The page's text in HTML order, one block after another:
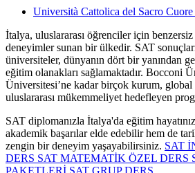
Università Cattolica del Sacro Cuore
İtalya, uluslararası öğrenciler için
deneyimler sunan bir ülkedir. SAT
üniversiteler, dünyanın dört bir yanından
eğitim olanakları sağlamaktadır. Bocconi
Üniversitesi’ne kadar birçok kurum, global
uluslararası mükemmeliyet hedefleyen
SAT diplomanızla İtalya'da eğitim
akademik başarılar elde edebilir hem de
zengin bir deneyim yaşayabilirsiniz. SAT
DERS SAT MATEMATİK ÖZEL DERS
PAKETLERİ SAT GRUP DERS